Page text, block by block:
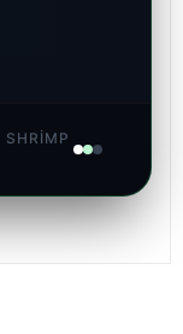
SHRIMP